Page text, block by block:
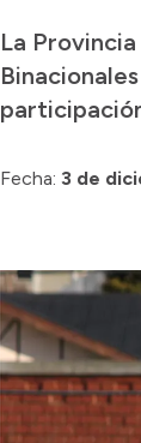
La
Fecha: 3 de